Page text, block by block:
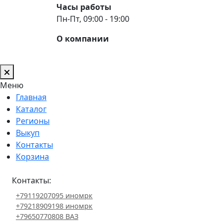
Часы работы
Пн-Пт, 09:00 - 19:00
О компании
Меню
Главная
Каталог
Регионы
Выкуп
Контакты
Корзина
Контакты:
+79119207095 иномрк
+79218909198 иномрк
+79650770808 ВАЗ